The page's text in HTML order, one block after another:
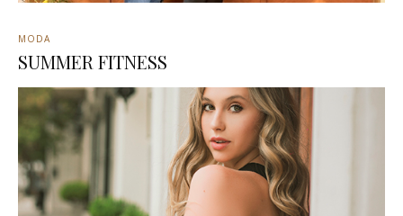
MODA
SUMMER FITNESS